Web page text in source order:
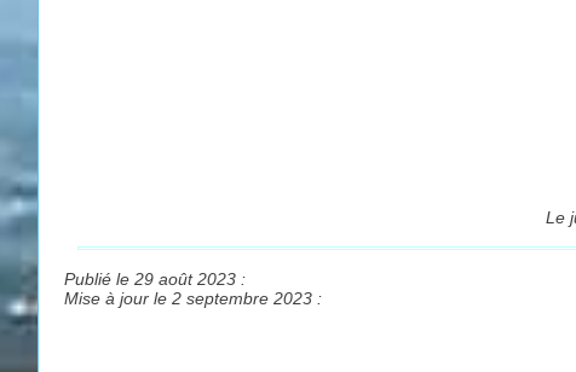
Le
Publié le 29 août 2023 :
Mise à jour le 2 septembre 2023 :